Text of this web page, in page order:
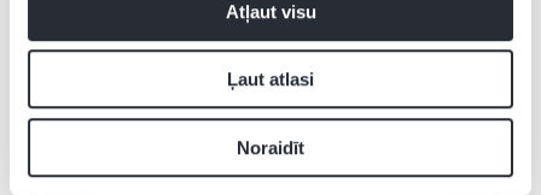
Atļaut visu
Ļaut atlasi
Noraidīt
Stroda pārstāvētā “Bohemians” KL kvalifikācijas mačā zaudē
Sieviešu basketbola izlase Zviedrijā pārbaudes turnīru sāk ar